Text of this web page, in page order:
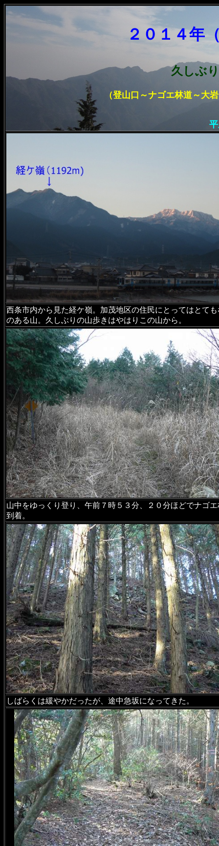
２０１４年
久しぶ
（登山口 ～ナゴエ林道～大
西条市内から見た経ケ嶺。加茂地区の住民にとってはとて
のある山。久しぶりの山歩きはやはりこの山から。
山中をゆっくり登り、午前７時５３分、２０分ほどでナゴ
到着。
しばらくは緩やかだったが、途中急坂になってきた。